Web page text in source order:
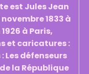
est Jules Jean
1833 à
à Paris,
et caricatures :
Les défenseurs
la République